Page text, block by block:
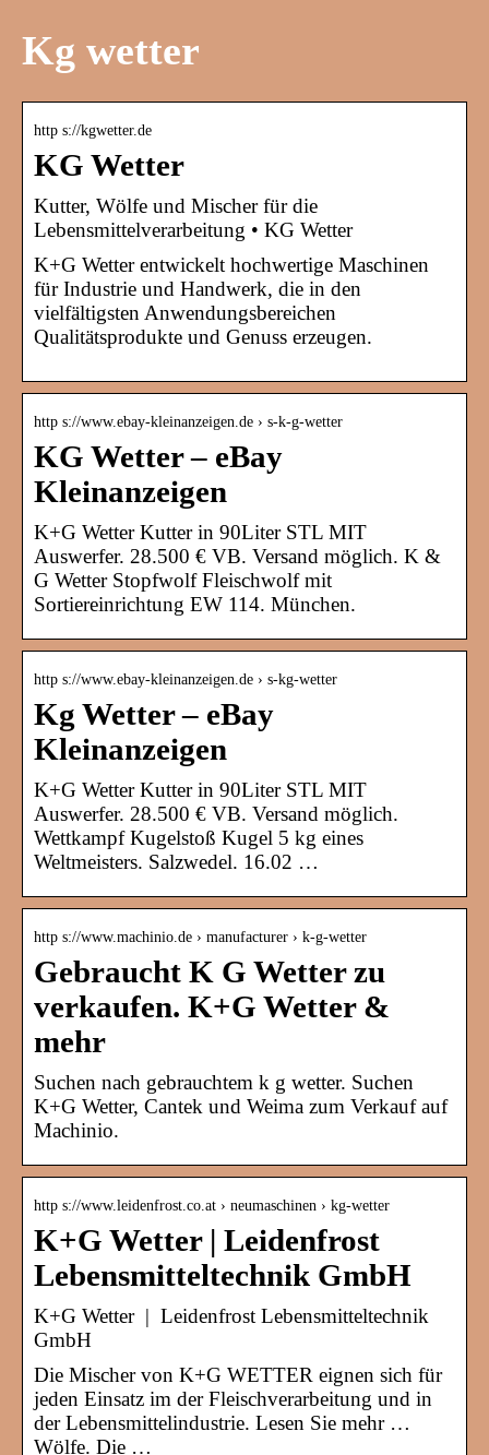
Kg wetter
http s://kgwetter.de
KG Wetter
Kutter, Wölfe und Mischer für die
Lebensmittelverarbeitung • KG Wetter
K+G Wetter entwickelt hochwertige Maschinen
für Industrie und Handwerk, die in den
vielfältigsten Anwendungsbereichen
Qualitätsprodukte und Genuss erzeugen.
http s://www.ebay-kleinanzeigen.de › s-k-g-wetter
KG Wetter – eBay
Kleinanzeigen
K+G Wetter Kutter in 90Liter STL MIT
Auswerfer. 28.500 € VB. Versand möglich. K &
G Wetter Stopfwolf Fleischwolf mit
Sortiereinrichtung EW 114. München.
http s://www.ebay-kleinanzeigen.de › s-kg-wetter
Kg Wetter – eBay
Kleinanzeigen
K+G Wetter Kutter in 90Liter STL MIT
Auswerfer. 28.500 € VB. Versand möglich.
Wettkampf Kugelstoß Kugel 5 kg eines
Weltmeisters. Salzwedel. 16.02 …
http s://www.machinio.de › manufacturer › k-g-wetter
Gebraucht K G Wetter zu
verkaufen. K+G Wetter &
mehr
Suchen nach gebrauchtem k g wetter. Suchen
K+G Wetter, Cantek und Weima zum Verkauf auf
Machinio.
http s://www.leidenfrost.co.at › neumaschinen › kg-wetter
K+G Wetter | Leidenfrost
Lebensmitteltechnik GmbH
K+G Wetter | Leidenfrost Lebensmitteltechnik
GmbH
Die Mischer von K+G WETTER eignen sich für
jeden Einsatz im der Fleischverarbeitung und in
der Lebensmittelindustrie. Lesen Sie mehr …
Wölfe. Die …